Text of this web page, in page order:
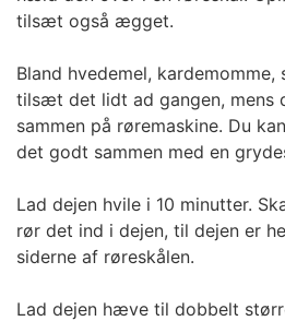
tilsæt også ægget.
Bland hvedemel,
tilsæt det lidt ad gangen, mens
sammen på røremaskine. Du
det godt sammen med en
Lad dejen hvile i 10 minutter.
rør det ind i dejen, til dejen er
siderne af røreskålen.
Lad dejen hæve til dobbelt